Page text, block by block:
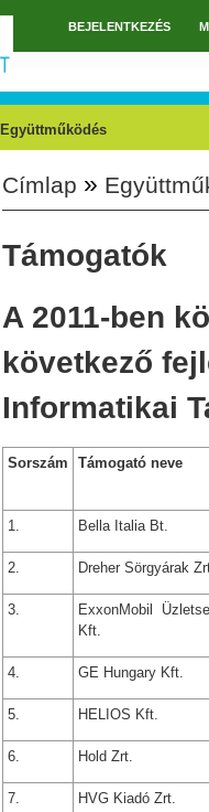
FőmenüBEJELENTKEZÉS
Együttműködés
Jelenlegi hely
Címlap »
Támogatók
A 2011-ben
következő
Informatikai
Sorszám Támogató neve
1. Bella Italia Bt.
2. Dreher Sörgyárak
3.
ExxonMobil
Kft.
4. GE Hungary Kft.
5. HELIOS Kft.
6. Hold Zrt.
7. HVG Kiadó Zrt.